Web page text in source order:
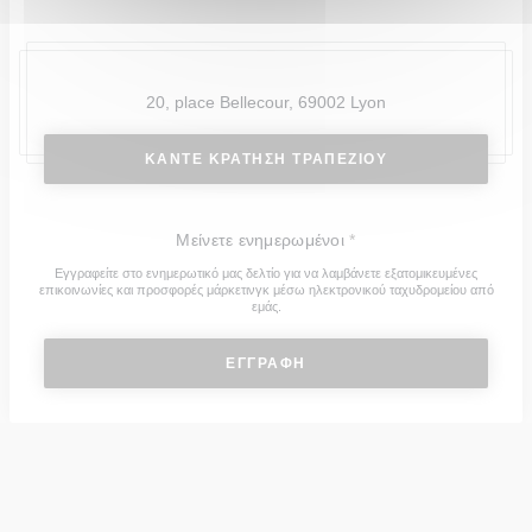
20, place Bellecour, 69002 Lyon
ΚΆΝΤΕ ΚΡΆΤΗΣΗ ΤΡΑΠΕΖΙΟΎ
Μείνετε ενημερωμένοι *
Εγγραφείτε στο ενημερωτικό μας δελτίο για να λαμβάνετε εξατομικευμένες
επικοινωνίες και προσφορές μάρκετινγκ μέσω ηλεκτρονικού ταχυδρομείου από
εμάς.
ΕΓΓΡΑΦΉ